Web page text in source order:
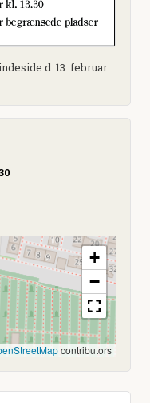
d. 13. februar
+
−
contributors